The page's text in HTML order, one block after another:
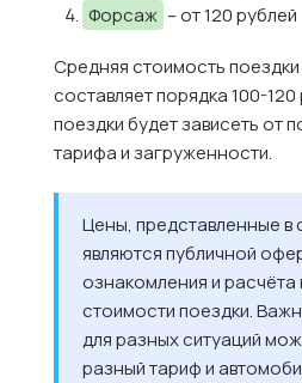
Форсаж – от 120 рублей
Средняя стоимость поездки
составляет порядка 100-
поездки будет зависеть от
тарифа и загруженности.
Цены, представленные в
являются публичной
ознакомления и расчёта
стоимости поездки.
для разных ситуаций
разный тариф и